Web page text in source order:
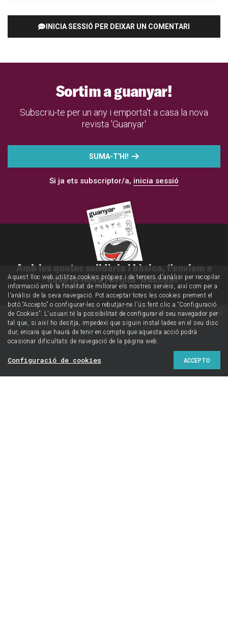
INICIA SESSIÓ PER DEIXAR UN COMENTARI
Sortim a guanyar!
Subscriu-te per un any i emporta't a casa la nova
revista 'Guanyar'
SUMA-T'HI!
Si ja ets subscriptor/a, inicia sessió
Amb les quotes solidària i bàsica, t'enviem a
casa la nova revista 'Guanyar'
Il·lustració de Jordi Borràs sobre el TDAH
Aquest lloc web utilitza cookies pròpies i de tercers d'anàlisi per recopilar
informació amb la finalitat de millorar els nostres serveis, així com per a
l'anàlisi de la seva navegació. Pot acceptar totes les cookies prement el
botó “Accepto” o configurar-les o rebutjar-ne l'ús fent clic a “Configuració
de Cookies”. L'usuari té la possibilitat de configurar el seu navegador per
tal que, si així ho desitja, impedexi que siguin instal·lades en el seu disc
dur, encara que haurà de tenir en compte que aquesta acció podrà
ocasionar dificultats de navegació de la pàgina web.
ACCEPTO
Configuració de cookies